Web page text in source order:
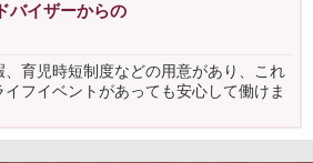
バイザーからの
育児時短制度などの用意があり、これ
フイベントがあっても安心して働けま